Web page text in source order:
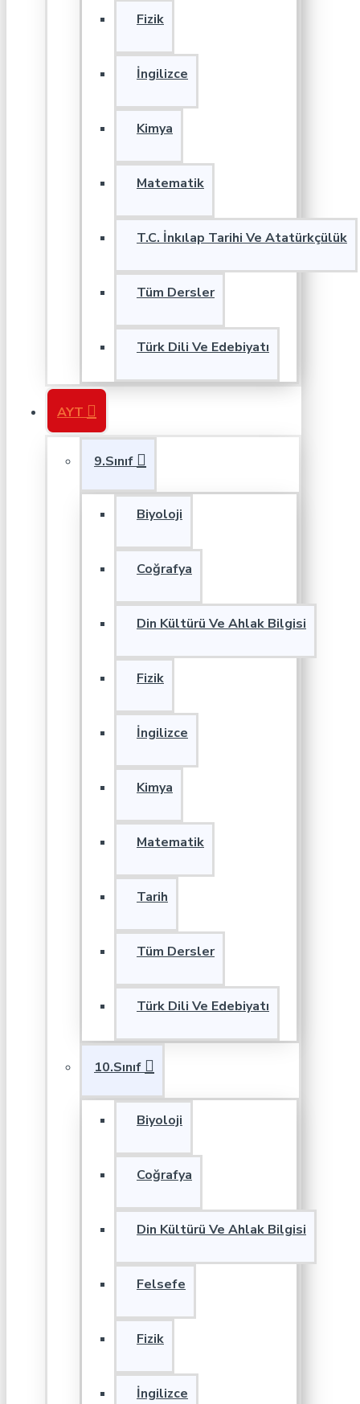
Fizik
İngilizce
Kimya
Matematik
T.C. İnkılap Tarihi Ve Atatürkçülük
Tüm Dersler
Türk Dili Ve Edebiyatı
AYT
9.Sınıf
Biyoloji
Coğrafya
Din Kültürü Ve Ahlak Bilgisi
Fizik
İngilizce
Kimya
Matematik
Tarih
Tüm Dersler
Türk Dili Ve Edebiyatı
10.Sınıf
Biyoloji
Coğrafya
Din Kültürü Ve Ahlak Bilgisi
Felsefe
Fizik
İngilizce